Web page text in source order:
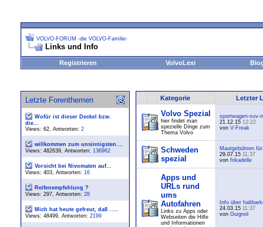
VOLVO-FORUM -die VOLVO-Familie-
Links und Info
Registrieren VolvoLexi
Letzte Forenthemen
Wofür ist dieser Deckel bzw.
die...
Views: 62, Antworten: 2
willkommen zum unsinnigsten....
Views: 482639, Antworten: 136962
Vorsicht bei Nivomaten auf...
Views: 403, Antworten: 16
Reifenempfehlung ?
Views: 297, Antworten: 28
Mich hat heute gefreut, daß .....
Views: 48499, Antworten: 2199
Kategorie Letzter
Volvo Spezial
hier findet man
spezielle Dinge zum
Thema Volvo
sportwagen-suv-
21.12.15 12:22
von V-Freak
Schweden
spezial
Mautgebühren
29.07.15 11:37
von frikadelle
Apps und
URLs rund
ums
Autofahren
Links zu Apps oder
Webseiten die Hilfe
und Informationen
Info über
24.03.15 11:37
von Guignol